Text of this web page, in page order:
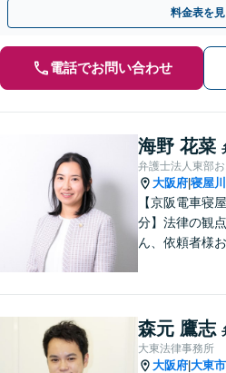
料金表を
電話でお問い合わせ
海野 花菜
弁護士法人東部
大阪府 寝屋
【京阪電車寝
分】法律の観
ん、依頼者様
全力でサポー
森元 鷹志
大東法律事務所
大阪府 大東市